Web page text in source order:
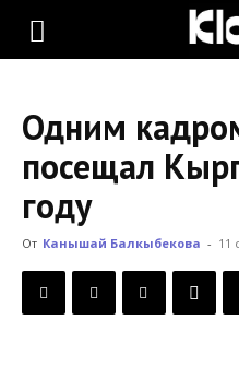
KLOOP.KG
Новости
Кыргызстана
Одним
посещал
году
От Канышай Балкыбекова - 11